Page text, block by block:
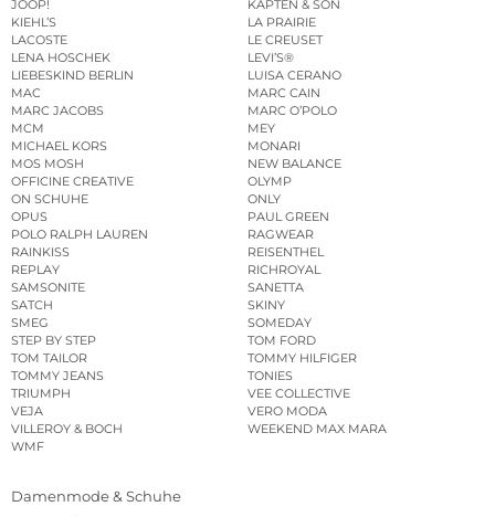
JOOP!
KAPTEN & SON
KIEHL’S
LA PRAIRIE
LACOSTE
LE CREUSET
LENA HOSCHEK
LEVI’S®
LIEBESKIND BERLIN
LUISA CERANO
MAC
MARC CAIN
MARC JACOBS
MARC O’POLO
MCM
MEY
MICHAEL KORS
MONARI
MOS MOSH
NEW BALANCE
OFFICINE CREATIVE
OLYMP
ON SCHUHE
ONLY
OPUS
PAUL GREEN
POLO RALPH LAUREN
RAGWEAR
RAINKISS
REISENTHEL
REPLAY
RICHROYAL
SAMSONITE
SANETTA
SATCH
SKINY
SMEG
SOMEDAY
STEP BY STEP
TOM FORD
TOM TAILOR
TOMMY HILFIGER
TOMMY JEANS
TONIES
TRIUMPH
VEE COLLECTIVE
VEJA
VERO MODA
VILLEROY & BOCH
WEEKEND MAX MARA
WMF
Damenmode & Schuhe